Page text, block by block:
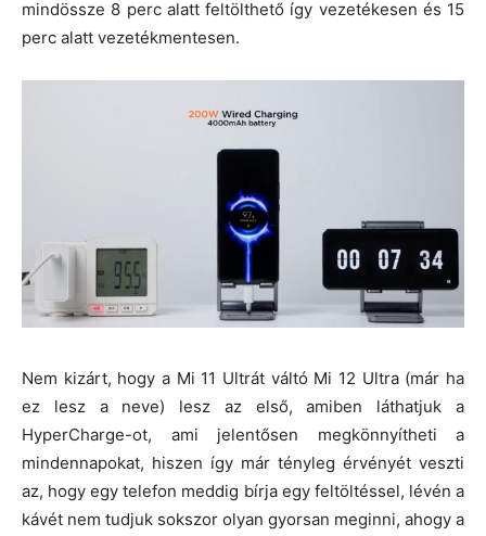
mindössze 8 perc alatt feltölthető így vezetékesen és 15
perc alatt vezetékmentesen.
Nem kizárt, hogy a Mi 11 Ultrát váltó Mi 12 Ultra (már ha
ez lesz a neve) lesz az első, amiben láthatjuk a
HyperCharge-ot, ami jelentősen megkönnyítheti a
mindennapokat, hiszen így már tényleg érvényét veszti
az, hogy egy telefon meddig bírja egy feltöltéssel, lévén a
kávét nem tudjuk sokszor olyan gyorsan meginni, ahogy a